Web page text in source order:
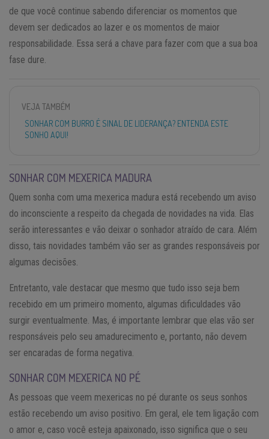
de que você continue sabendo diferenciar os momentos que
devem ser dedicados ao lazer e os momentos de maior
responsabilidade. Essa será a chave para fazer com que a sua boa
fase dure.
VEJA TAMBÉM
SONHAR COM BURRO É SINAL DE LIDERANÇA? ENTENDA ESTE
SONHO AQUI!
SONHAR COM MEXERICA MADURA
Quem sonha com uma mexerica madura está recebendo um aviso
do inconsciente a respeito da chegada de novidades na vida. Elas
serão interessantes e vão deixar o sonhador atraído de cara. Além
disso, tais novidades também vão ser as grandes responsáveis por
algumas decisões.
Entretanto, vale destacar que mesmo que tudo isso seja bem
recebido em um primeiro momento, algumas dificuldades vão
surgir eventualmente. Mas, é importante lembrar que elas vão ser
responsáveis pelo seu amadurecimento e, portanto, não devem
ser encaradas de forma negativa.
SONHAR COM MEXERICA NO PÉ
As pessoas que veem mexericas no pé durante os seus sonhos
estão recebendo um aviso positivo. Em geral, ele tem ligação com
o amor e, caso você esteja apaixonado, isso significa que o seu